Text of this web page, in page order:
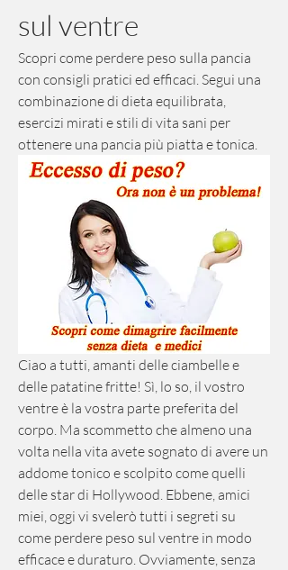
sul ventre
Scopri come perdere peso sulla pancia
con consigli pratici ed efficaci. Segui una
combinazione di dieta equilibrata,
esercizi mirati e stili di vita sani per
ottenere una pancia più piatta e tonica.
Ciao a tutti, amanti delle ciambelle e
delle patatine fritte! Sì, lo so, il vostro
ventre è la vostra parte preferita del
corpo. Ma scommetto che almeno una
volta nella vita avete sognato di avere un
addome tonico e scolpito come quelli
delle star di Hollywood. Ebbene, amici
miei, oggi vi svelerò tutti i segreti su
come perdere peso sul ventre in modo
efficace e duraturo. Ovviamente, senza